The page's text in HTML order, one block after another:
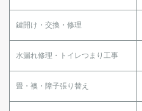
鍵開け・交換・修理
水漏れ修理・トイレつまり工事
畳・襖・障子張り替え